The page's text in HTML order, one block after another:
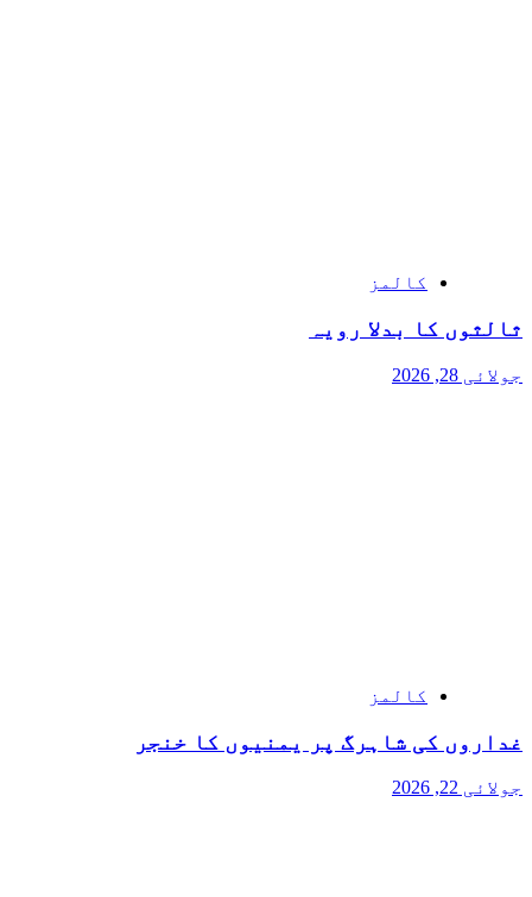
کالمز
ثالثوں کا بدلا رویہ
جولائی 28, 2026
کالمز
غداروں کی شاہرگ پر یمنیوں کا خنجر
جولائی 22, 2026